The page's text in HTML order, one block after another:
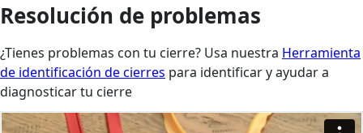
Resolución de problemas
¿Tienes problemas con tu cierre? Usa nuestra Herramienta
de identificación de cierres para identificar y ayudar a
diagnosticar tu cierre